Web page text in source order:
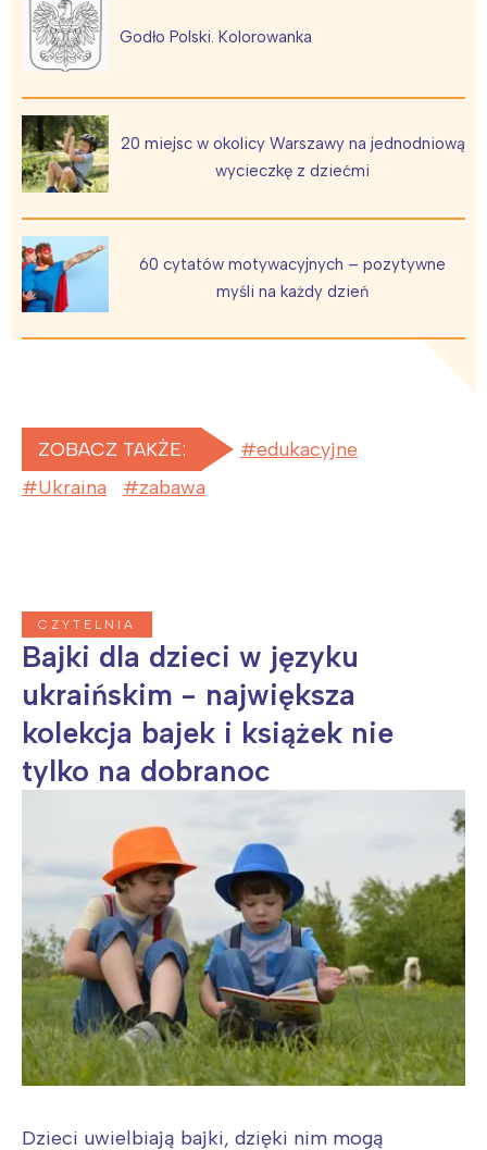
Godło Polski. Kolorowanka
20 miejsc w okolicy Warszawy na jednodniową
wycieczkę z dziećmi
60 cytatów motywacyjnych – pozytywne
myśli na każdy dzień
ZOBACZ TAKŻE:
edukacyjne
Ukraina
zabawa
CZYTELNIA
Bajki dla dzieci w języku
ukraińskim - największa
kolekcja bajek i książek nie
tylko na dobranoc
Dzieci uwielbiają bajki, dzięki nim mogą